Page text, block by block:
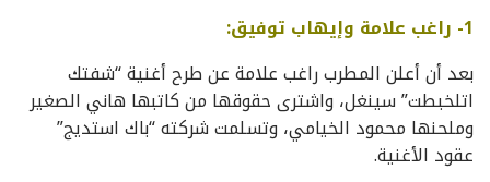
1- راغب علامة وإيهاب توفيق:
بعد أن أعلن المطرب راغب علامة عن طرح أغنية “شفتك
اتلخبطت” سينغل، واشترى حقوقها من كاتبها هاني الصغير
وملحنها محمود الخيامي، وتسلمت شركته “باك استديج”
عقود الأغنية.